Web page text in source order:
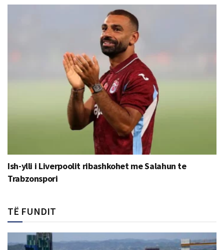
Ish-ylli i Liverpoolit ribashkohet me Salahun te
Trabzonspori
TË FUNDIT